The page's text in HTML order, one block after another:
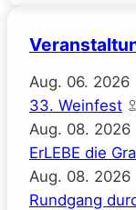
Aug. 06. 2026
33. Weinfest
Aug. 08. 2026
ErLEBE die
Aug. 08. 2026
Rundgang